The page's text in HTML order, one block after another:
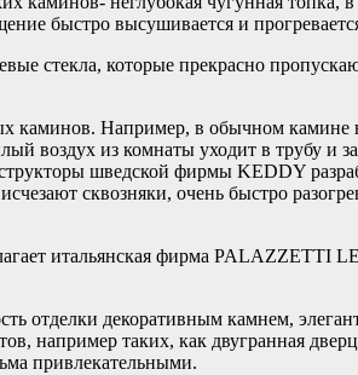
быстро высушивается и
стекла, которые прекрасно
Например, в обычном камине
воздух из комнаты уходит в трубу и
шведской фирмы KEDDY
сквозняки, очень быстро
итальянская фирма PALAZZETTI
декоративным камнем,
например таких, как двугранная
привлекательными.